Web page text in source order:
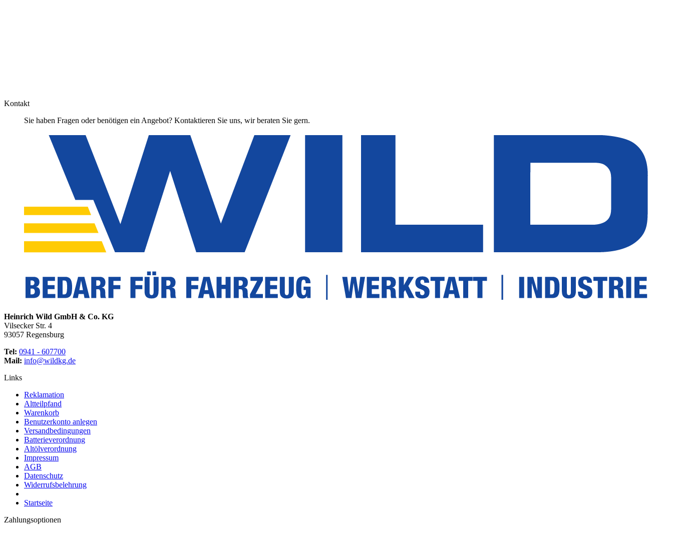
Kontakt
Sie haben Fragen oder benötigen ein Angebot? Kontaktieren Sie uns, wir beraten Sie gern.
Heinrich Wild GmbH & Co. KG
Vilsecker Str. 4
93057 Regensburg
Tel: 0941 - 607700
Mail: info@wildkg.de
Links
Reklamation
Altteilpfand
Warenkorb
Benutzerkonto anlegen
Versandbedingungen
Batterieverordnung
Altölverordnung
Impressum
AGB
Datenschutz
Widerrufsbelehrung
Startseite
Zahlungsoptionen